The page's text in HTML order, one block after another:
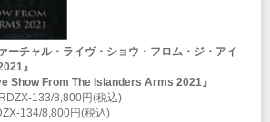
ーチャル・ライヴ・ショウ・フロム・ジ・アイ
』
Show From The Islanders Arms 2021』
133/8,800円(税込)
134/8,800円(税込)